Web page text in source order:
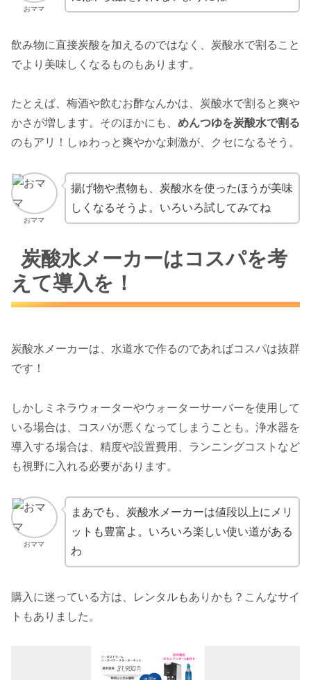
おママ
飲み物に直接炭酸を加えるのではなく、炭酸水で割ること
でより美味しくなるものもあります。
たとえば、梅酒や飲むお酢なんかは、炭酸水で割ると爽や
かさが増します。そのほかにも、 めんつゆを炭酸水で割る
のもアリ！しゅわっと爽やかな刺激が、クセになるそう。
おママ
揚げ物や煮物も、炭酸水を使ったほうが美味
しくなるそうよ。いろいろ試してみてね
炭酸水メーカーはコスパを考
えて導入を！
炭酸水メーカーは、水道水で作るのであればコスパは抜群
です！
しかしミネラウォーターやウォーターサーバーを使用して
いる場合は、コスパが悪くなってしまうことも。浄水器を
導入する場合は、精度や設置費用、ランニングコストなど
も視野に入れる必要があります。
おママ
まあでも、炭酸水メーカーは値段以上にメリ
ットも豊富よ。いろいろ楽しい使い道がある
わ
購入に迷っている方は、レンタルもありかも？こんなサイ
トもありました。